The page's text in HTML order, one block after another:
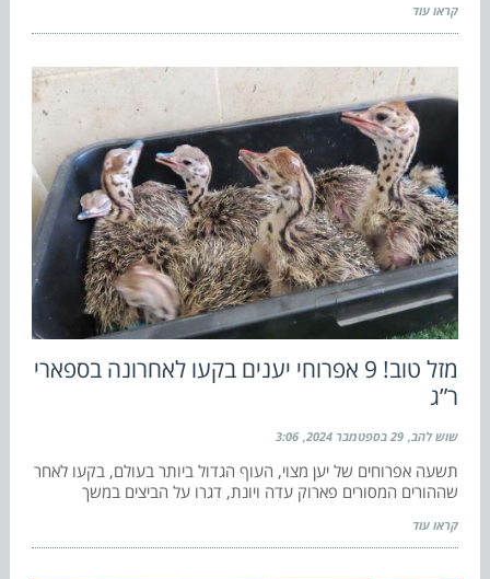
קראו עוד
מזל טוב! 9 אפרוחי יענים בקעו לאחרונה בספארי
ר”ג
שוש להב 29 בספטמבר 2024 3:06
תשעה אפרוחים של יען מצוי, העוף הגדול ביותר בעולם, בקעו לאחר
שההורים המסורים פארוק עדה ויונת, דגרו על הביצים במשך
קראו עוד